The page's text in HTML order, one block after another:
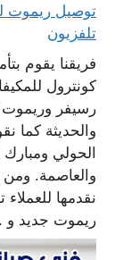
تلفزيون
فريقنا يقوم
كونترول
رسيفر وريموت
والحديثة كما
الحولي ومبارك
والعاصمة. ومن
نقدمها
ريموت جديد و